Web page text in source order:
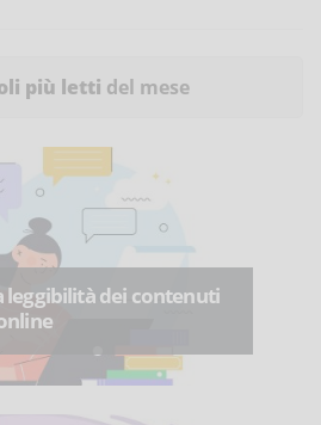
più letti del mese
leggibilità dei contenuti